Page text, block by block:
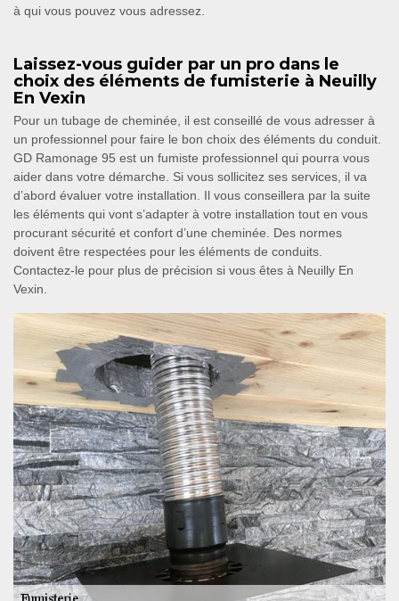
à qui vous pouvez vous adressez.
Laissez-vous guider par un pro dans le
choix des éléments de fumisterie à Neuilly
En Vexin
Pour un tubage de cheminée, il est conseillé de vous adresser à
un professionnel pour faire le bon choix des éléments du conduit.
GD Ramonage 95 est un fumiste professionnel qui pourra vous
aider dans votre démarche. Si vous sollicitez ses services, il va
d’abord évaluer votre installation. Il vous conseillera par la suite
les éléments qui vont s’adapter à votre installation tout en vous
procurant sécurité et confort d’une cheminée. Des normes
doivent être respectées pour les éléments de conduits.
Contactez-le pour plus de précision si vous êtes à Neuilly En
Vexin.